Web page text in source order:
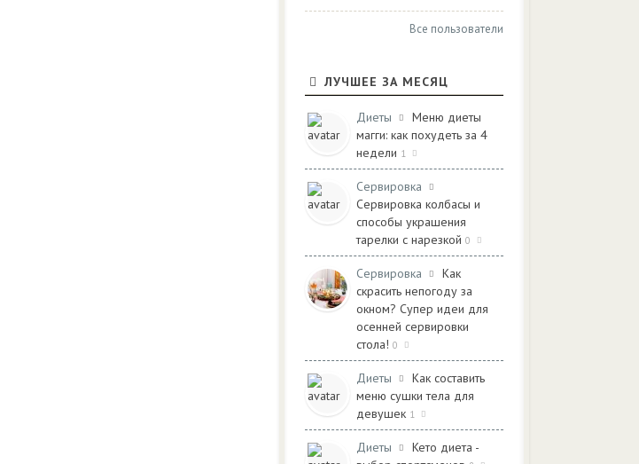
Все пользователи
ЛУЧШЕЕ ЗА МЕСЯЦ
Диеты
Меню диеты
магги: как похудеть за 4
недели 1
Сервировка
Сервировка колбасы и
способы украшения
тарелки с нарезкой 0
Сервировка
Как
скрасить непогоду за
окном? Супер идеи для
осенней сервировки
стола! 0
Диеты
Как составить
меню сушки тела для
девушек 1
Диеты
Кето диета -